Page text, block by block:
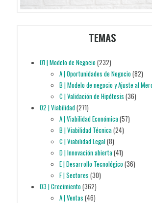
TEMAS
01 | Modelo de Negocio(232)
A | Oportunidades de Negocio(82)
B | Modelo de negocio y Ajuste al
C | Validación de Hipótesis (36)
02 | Viabilidad(271)
A | Viabilidad Económica(57)
B | Viabilidad Técnica(24)
C | Viabilidad Legal(8)
D | Innovación abierta(41)
E | Desarrollo Tecnológico(36)
F | Sectores (30)
03 | Crecimiento(362)
A | Ventas (46)